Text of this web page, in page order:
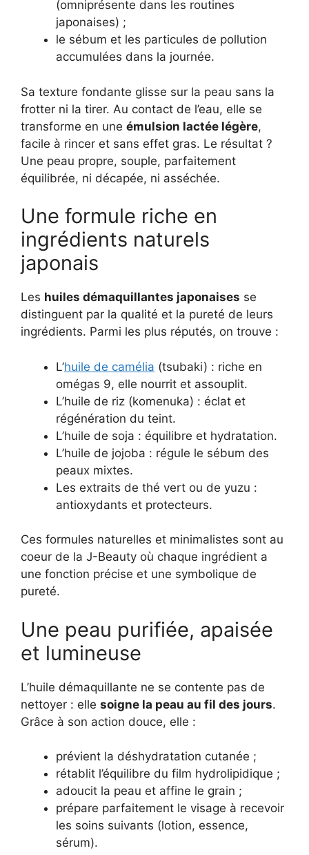
(omniprésente dans les routines
japonaises) ;
le sébum et les particules de pollution
accumulées dans la journée.
Sa texture fondante glisse sur la peau sans la
frotter ni la tirer. Au contact de l’eau, elle se
transforme en une émulsion lactée légère,
facile à rincer et sans effet gras. Le résultat ?
Une peau propre, souple, parfaitement
équilibrée, ni décapée, ni asséchée.
Une formule riche en
ingrédients naturels
japonais
Les huiles démaquillantes japonaises se
distinguent par la qualité et la pureté de leurs
ingrédients. Parmi les plus réputés, on trouve :
L’huile de camélia (tsubaki) : riche en
omégas 9, elle nourrit et assouplit.
L’huile de riz (komenuka) : éclat et
régénération du teint.
L’huile de soja : équilibre et hydratation.
L’huile de jojoba : régule le sébum des
peaux mixtes.
Les extraits de thé vert ou de yuzu :
antioxydants et protecteurs.
Ces formules naturelles et minimalistes sont au
coeur de la J-Beauty où chaque ingrédient a
une fonction précise et une symbolique de
pureté.
Une peau purifiée, apaisée
et lumineuse
L’huile démaquillante ne se contente pas de
nettoyer : elle soigne la peau au fil des jours.
Grâce à son action douce, elle :
prévient la déshydratation cutanée ;
rétablit l’équilibre du film hydrolipidique ;
adoucit la peau et affine le grain ;
prépare parfaitement le visage à recevoir
les soins suivants (lotion, essence,
sérum).